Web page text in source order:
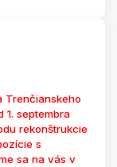
Trenčianskeho
1. septembra
rekonštrukcie
s
sa na vás v